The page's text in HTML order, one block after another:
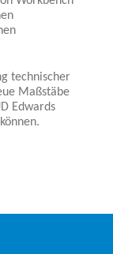
technischer
Maßstäbe
Edwards